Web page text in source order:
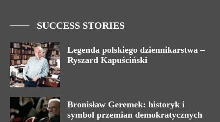
SUCCESS STORIES
Legenda polskiego dziennikarstwa –
Ryszard Kapuściński
Bronisław Geremek: historyk i
symbol przemian demokratycznych